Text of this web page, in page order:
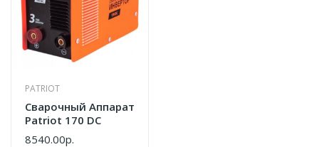
PATRIOT
Сварочный Аппарат
Patriot 170 DC
8540.00р.